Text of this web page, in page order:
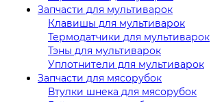
Запчасти для мультиварок
Клавишы для мультиварок
Термодатчики для мультиварок
Тэны для мультиварок
Уплотнители для мультиварок
Запчасти для мясорубок
Втулки шнека для мясорубок